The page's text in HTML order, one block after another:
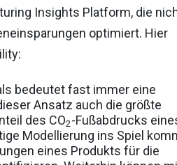
Insights Platform, die
optimiert. Hier
bedeutet fast immer eine
Ansatz auch die größte
des CO2-Fußabdrucks
Modellierung ins Spiel
eines Produkts für die